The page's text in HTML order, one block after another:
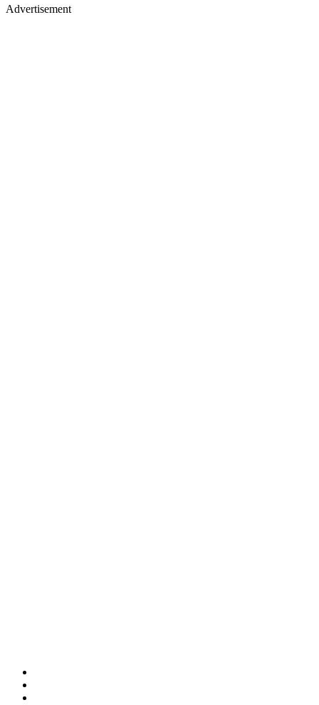
Advertisement